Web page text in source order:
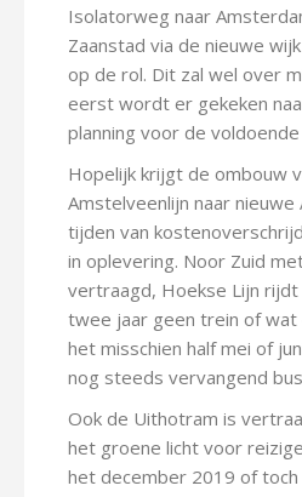
Isolatorweg naar
Zaanstad via de nieuwe
op de rol. Dit zal wel over
eerst wordt er gekeken
planning voor de
Hopelijk krijgt de ombouw
Amstelveenlijn naar
tijden van
in oplevering. Noor Zuid
vertraagd, Hoekse Lijn
twee jaar geen trein of
het misschien half mei of
nog steeds vervangend
Ook de Uithotram is
het groene licht voor
het december 2019 of